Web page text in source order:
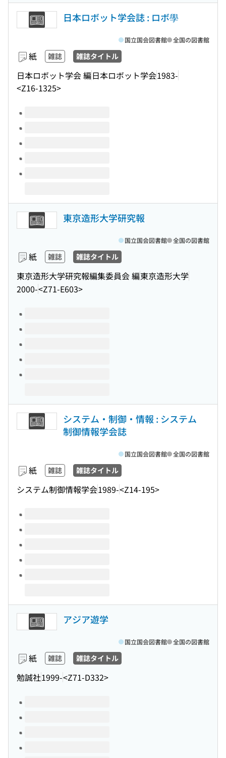
日本ロボット学会誌 : ロボ學
紙 雑誌 雑誌タイトル
日本ロボット学会 編日本ロボット学会1983-
<Z16-1325>
国立国会図書館 全国の図書館
このタイトルの巻号
東京造形大学研究報
紙 雑誌 雑誌タイトル
東京造形大学研究報編集委員会 編東京造形大学
2000-<Z71-E603>
国立国会図書館 全国の図書館
このタイトルの巻号
システム・制御・情報 : システム
制御情報学会誌
紙 雑誌 雑誌タイトル
システム制御情報学会1989-<Z14-195>
国立国会図書館 全国の図書館
このタイトルの巻号
アジア遊学
紙 雑誌 雑誌タイトル
勉誠社1999-<Z71-D332>
国立国会図書館 全国の図書館
このタイトルの巻号